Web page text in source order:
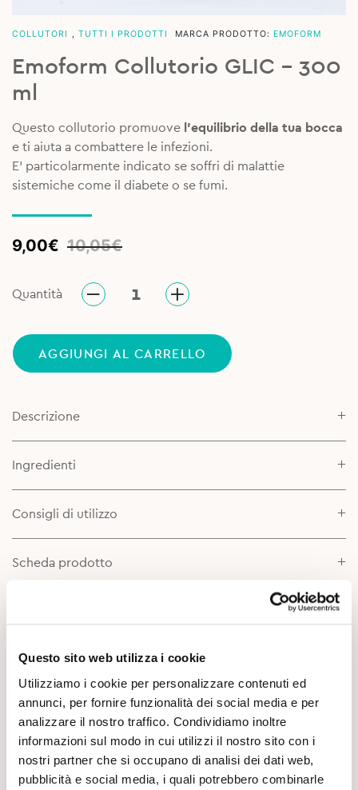
Questo sito web utilizza i cookie
Utilizziamo i cookie per personalizzare contenuti ed
annunci, per fornire funzionalità dei social media e per
analizzare il nostro traffico. Condividiamo inoltre
informazioni sul modo in cui utilizzi il nostro sito con i
nostri partner che si occupano di analisi dei dati web,
pubblicità e social media, i quali potrebbero combinarle
COLLUTORI , TUTTI I PRODOTTI MARCA PRODOTTO: EMOFORM
Emoform Collutorio GLIC – 300
ml
Questo collutorio promuove l’equilibrio della tua bocca
e ti aiuta a combattere le infezioni.
E’ particolarmente indicato se soffri di malattie
sistemiche come il diabete o se fumi.
10,05€
Original
10,05€.
9,00€
Current
9,00€.
Quantità
AGGIUNGI AL CARRELLO
Descrizione
Ingredienti
Consigli di utilizzo
Scheda prodotto
Potrebbe Interessarti